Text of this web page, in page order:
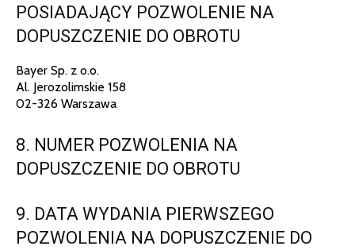
POSIADAJĄCY POZWOLENIE NA
DOPUSZCZENIE DO OBROTU
Bayer Sp. z o.o.
Al. Jerozolimskie 158
02-326 Warszawa
8. NUMER POZWOLENIA NA
DOPUSZCZENIE DO OBROTU
9. DATA WYDANIA PIERWSZEGO
POZWOLENIA NA DOPUSZCZENIE DO